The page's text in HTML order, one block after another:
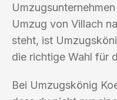
Umzug von Villach
steht, ist
die richtige Wahl für
Bei Umzugskönig